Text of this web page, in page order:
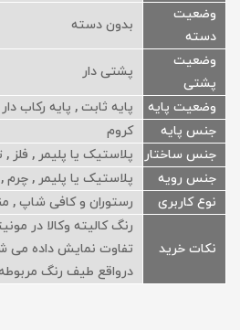
وضعیت
دسته
بدون دسته
وضعیت
پشتی
پشتی دار
وضعیت پایه
پایه ثابت , پایه رکاب دار
جنس پایه
کروم
جنس ساختار
پلاستیک یا پلیمر , فلز ,
جنس رویه
پلاستیک یا پلیمر , چرم
نوع کاربری
رستوران و کافی شاپ ,
نکات خرید
رنگ کالیته وکالا در
تفاوت نمایش داده می
درواقع طیف رنگ مربوطه